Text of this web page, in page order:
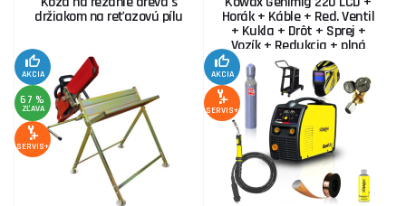
držiakom na reťazovú pílu
AKCIA
67 %
ZĽAVA
SERVIS+
Horák + Káble + Red. Ventil
+ Kukla + Drôt + Sprej +
Vozík + Redukcia + plná
Fľaša Co2
AKCIA
SERVIS+